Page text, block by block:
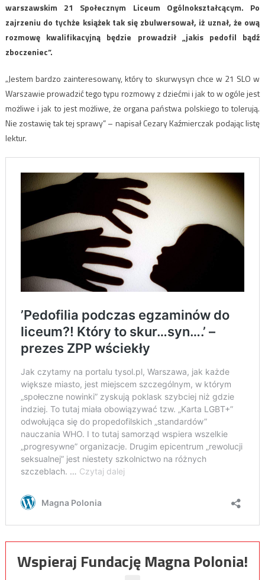
warszawskim 21 Społecznym Liceum Ogólnokształcącym. Po
zajrzeniu do tychże książek tak się zbulwersował, iż uznał, że ową
rozmowę kwalifikacyjną będzie prowadził „jakis pedofil bądź
zboczeniec”.
„Jestem bardzo zainteresowany, który to skurwysyn chce w 21 SLO w
Warszawie prowadzić tego typu rozmowy z dziećmi i jak to w ogóle jest
możliwe i jak to jest możliwe, że organa państwa polskiego to tolerują.
Nie zostawię tak tej sprawy” – napisał Cezary Kaźmierczak podając listę
lektur.
Wspieraj Fundację Magna Polonia!